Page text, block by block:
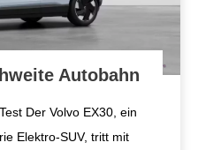
Autobahn
Der Volvo EX30, ein
Elektro-SUV, tritt mit